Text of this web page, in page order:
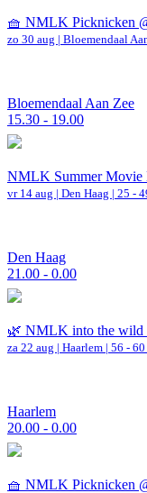
🧺 NMLK Picknicken
zo 30 aug | Bloemendaal
Bloemendaal Aan Zee
15.30 - 19.00
NMLK Summer Movie
vr 14 aug | Den Haag | 25 -
Den Haag
21.00 - 0.00
🌿 NMLK into the wild
za 22 aug | Haarlem | 56 -
Haarlem
20.00 - 0.00
🧺 NMLK Picknicken